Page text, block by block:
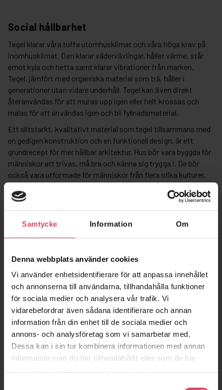
Samtycke Information Om
Denna webbplats använder cookies
Vi använder enhetsidentifierare för att anpassa innehållet
och annonserna till användarna, tillhandahålla funktioner
för sociala medier och analysera vår trafik. Vi
vidarebefordrar även sådana identifierare och annan
information från din enhet till de sociala medier och
annons- och analysföretag som vi samarbetar med.
Dessa kan i sin tur kombinera informationen med annan
information som du har tillhandahållit eller som de har
Social hållbarhet
Tegel klarar våra tuffa utomhusklimat och våra höga krav på
inomhusklimat. Den klarar väderväxlingar, håller värme, står
emot kyla och hetta samt klarar vibrationer från marken.
Tegel, jämfört med organiska material som trä, håller i
generationer utan vidare underhåll. Tegel kan även direkt
återanvändas för att muras upp igen eller helt krossas och
malas för att användas igen och bli fyllnadsmaterial.
Ett slitstarkt, kvalitativt material som tegel tillsammans med
en gedigen konstruktion och en funktionell design, är ett
grundrecept för mer hållbar arkitektur. Hus bör vara byggda för
människor att trivas, må bra och känna sig trygga i. De bör
också vara utformade för människor från flera olika kulturer,
åldersgrupper, livsstilar och all ny teknik som kan tänkas
finnas i framtiden.
Miljömässig hållbarhet
Vi tar den gröna omställningen på allvar och arbetar ständigt
med klimatförbättrande åtgärder. Vårt biogasproducerade
tegel är en viktig spelare i denna omställning, men vi arbetar
också med en effektivisering av materialanvändandet i
murverket. Även transporten av vårt tegel från tegelbruk till
arbetsplats är en viktig del. Dieseldrivna bilar kan enkelt bytas
ut mot bilar drivna med biobränslen (HVO100). Vissa av våra
tegelbruk driver dessutom sina fabriker med certifierad
vindkraft.
Läs mer omBiobränsle.